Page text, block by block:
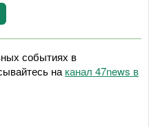
событиях в
на канал 47news в